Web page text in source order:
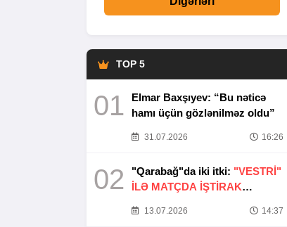
TOP 5
01
Elmar Baxşıyev: “Bu nəticə
hamı üçün gözlənilməz oldu”
31.07.2026 16:26
02 "Qarabağ"da iki itki: "VESTRİ"
İLƏ MATÇDA İŞTİRAK
13.07.2026 14:37